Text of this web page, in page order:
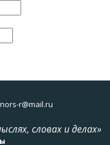
nors-r@mail.ru
словах и делах»